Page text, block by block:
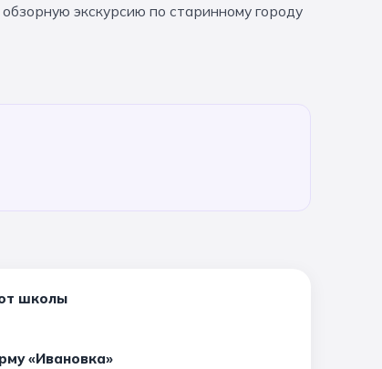
экскурсию по старинному городу
школы
«Ивановка»